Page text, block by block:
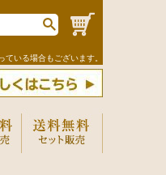
いる場合もございます。